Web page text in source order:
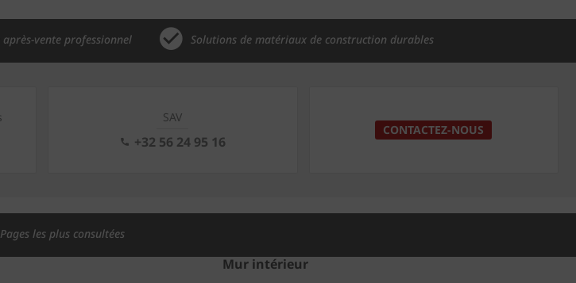
après-vente professionnel Solutions de matériaux de construction durables
SAV
+32 56 24 95 16
CONTACTEZ-NOUS
Pages les plus consultées
Mur intérieur